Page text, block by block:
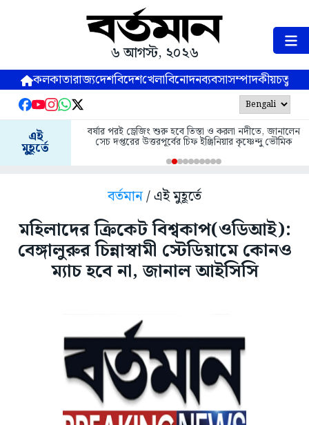
৬ আগস্ট, ২০২৬
কলকাতারাজ্যদেশবিদেশখেলাবিনোদনব্যবসাসম্পাদকীয়
এই
মুহূর্তে
বর্ষার পরই ড্রেজিং শুরু হবে তিস্তা ও করলা নদীতে, জানালেন
সেচ দপ্তরের উত্তরপূর্বের চিফ ইঞ্জিনিয়ার কৃষ্ণেন্দু ভৌমিক
বর্তমান/ এই মুহূর্তে
মহিলাদের ক্রিকেট বিশ্বকাপ(ওডিআই):
বেঙ্গালুরুর চিন্নাস্বামী স্টেডিয়ামে কোনও
ম্যাচ হবে না, জানাল আইসিসি